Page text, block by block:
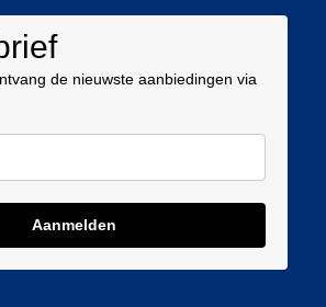
de nieuwste aanbiedingen via
Aanmelden